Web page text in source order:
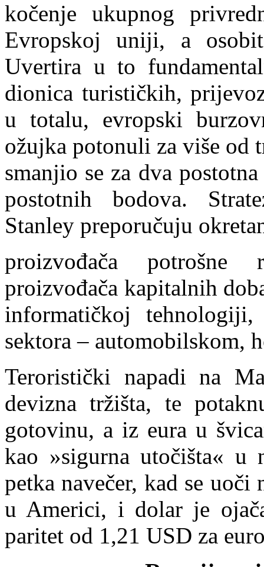
kočenje ukupnog
Evropskoj uniji, a
Uvertira u to
dionica turističkih,
u totalu, evropski
ožujka potonuli za više od
smanjio se za dva
postotnih bodova.
Stanley preporučuju
proizvođača
proizvođača kapitalnih
informatičkoj
sektora – automobilskom,
Teroristički napadi na
devizna tržišta, te
gotovinu, a iz eura u
kao »sigurna utočišta« u
petka navečer, kad se uoči
u Americi, i dolar je
paritet od 1,21 USD za